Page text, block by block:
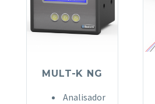
MULT-K NG
Analisador